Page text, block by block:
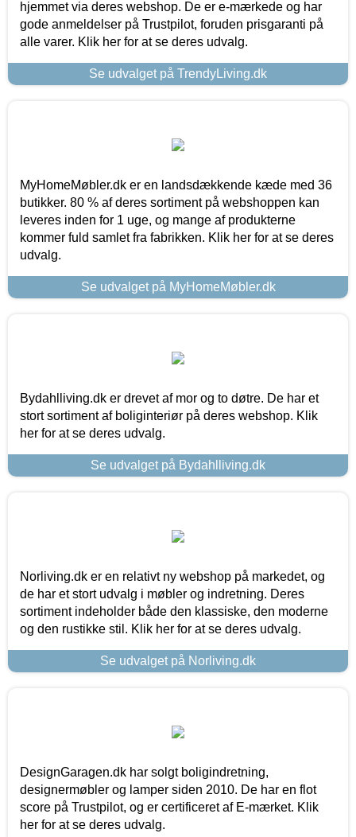
hjemmet via deres webshop. De er e-mærkede og har
gode anmeldelser på Trustpilot, foruden prisgaranti på
alle varer. Klik her for at se deres udvalg.
Se udvalget på TrendyLiving.dk
MyHomeMøbler.dk er en landsdækkende kæde med 36
butikker. 80 % af deres sortiment på webshoppen kan
leveres inden for 1 uge, og mange af produkterne
kommer fuld samlet fra fabrikken. Klik her for at se deres
udvalg.
Se udvalget på MyHomeMøbler.dk
Bydahlliving.dk er drevet af mor og to døtre. De har et
stort sortiment af boliginteriør på deres webshop. Klik
her for at se deres udvalg.
Se udvalget på Bydahlliving.dk
Norliving.dk er en relativt ny webshop på markedet, og
de har et stort udvalg i møbler og indretning. Deres
sortiment indeholder både den klassiske, den moderne
og den rustikke stil. Klik her for at se deres udvalg.
Se udvalget på Norliving.dk
DesignGaragen.dk har solgt boligindretning,
designermøbler og lamper siden 2010. De har en flot
score på Trustpilot, og er certificeret af E-mærket. Klik
her for at se deres udvalg.